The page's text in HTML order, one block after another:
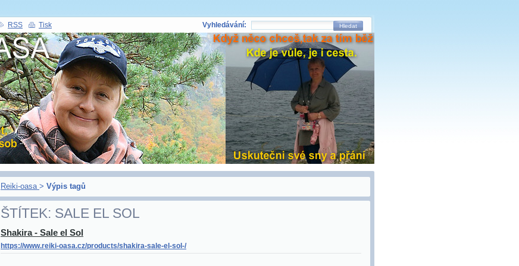
Reiki-oasa > Výpis tagů
ŠTÍTEK: SALE EL SOL
Shakira - Sale el Sol
https://www.reiki-oasa.cz/products/shakira-sale-el-sol-/
RSS Tisk Vyhledávání: Hledat